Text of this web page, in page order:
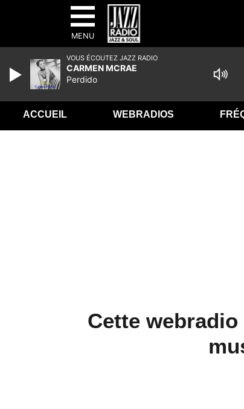
MENU
ACCUEIL WEBRADIOS
Cette
VOUS ÉCOUTEZ JAZZ RADIO
CARMEN MCRAE
Perdido